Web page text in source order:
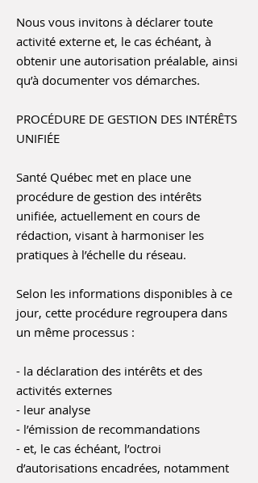
Nous vous invitons à déclarer toute
activité externe et, le cas échéant, à
obtenir une autorisation préalable, ainsi
qu’à documenter vos démarches.
PROCÉDURE DE GESTION DES INTÉRÊTS
UNIFIÉE
Santé Québec met en place une
procédure de gestion des intérêts
unifiée, actuellement en cours de
rédaction, visant à harmoniser les
pratiques à l’échelle du réseau.
Selon les informations disponibles à ce
jour, cette procédure regroupera dans
un même processus :
- la déclaration des intérêts et des
activités externes
- leur analyse
- l’émission de recommandations
- et, le cas échéant, l’octroi
d’autorisations encadrées, notamment